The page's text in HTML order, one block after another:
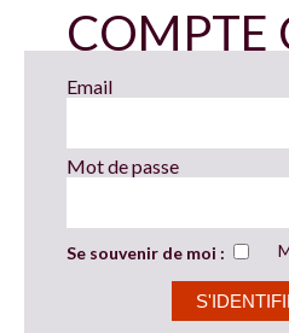
COMPTE
Email
Mot de passe
Se souvenir de moi :